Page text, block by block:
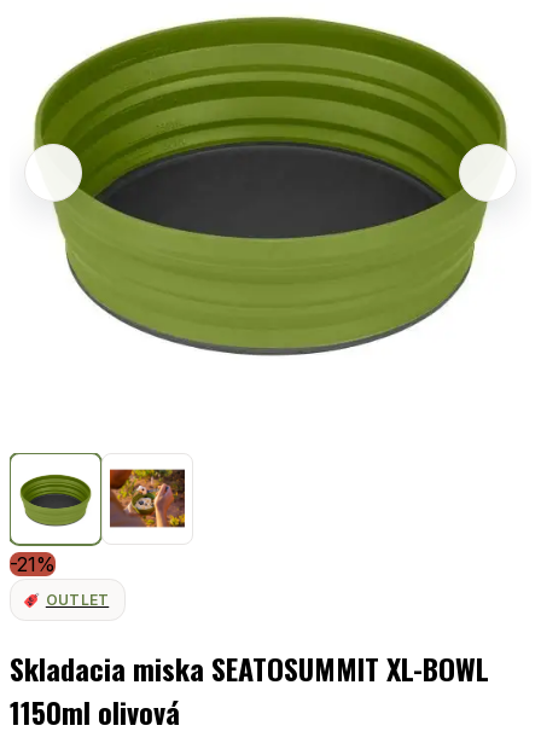
-21%
OUTLET
Skladacia miska SEATOSUMMIT XL-BOWL
1150ml olivová